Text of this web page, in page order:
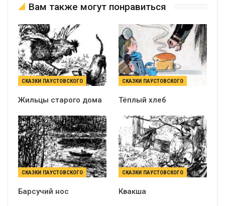
Вам также могут понравиться
СКАЗКИ ПАУСТОВСКОГО
Жильцы старого дома
СКАЗКИ ПАУСТОВСКОГО
Тёплый хлеб
СКАЗКИ ПАУСТОВСКОГО
Барсучий нос
СКАЗКИ ПАУСТОВСКОГО
Квакша